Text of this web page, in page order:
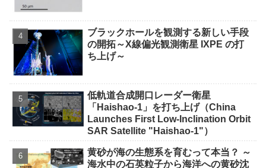
ブラックホールを観測する新しい手段
の開拓～X線偏光観測衛星 IXPE の打
ち上げ～
低軌道合成開口レーダー衛星
「Haishao-1」を打ち上げ（China
Launches First Low-Inclination Orbit
SAR Satellite "Haishao-1"）
黄砂が海の生態系を育むって本当？ ～
海水中の石英粒子から海洋への黄砂沈